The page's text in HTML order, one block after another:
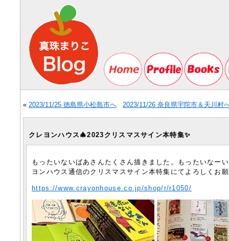
« 2023/11/25 徳島県小松島市へ 2023/11/26 奈良県宇陀市＆天川村
クレヨンハウス🎄2023クリスマスサイン本特集✨
もったいないばあさんたくさん描きました。もったいなー
ヨンハウス通信のクリスマスサイン本特集にてよろしくお
https://www.crayonhouse.co.jp/shop/r/r1050/